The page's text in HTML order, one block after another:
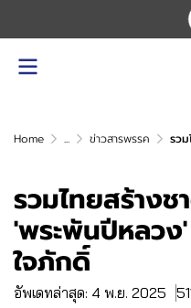
Home ... ข่าวสารพรรค รวมไ
รวมไทยสร้าง
'พระพันปีหลวง
ใจภักดิ์
อัพเดทล่าสุด: 4 พ.ย. 2025